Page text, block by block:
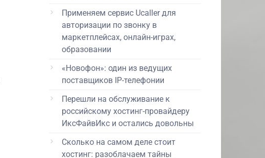
Применяем сервис Ucaller для
авторизации по звонку в
маркетплейсах, онлайн-играх,
образовании
«Новофон»: один из ведущих
поставщиков IP-телефонии
Перешли на обслуживание к
российскому хостинг-провайдеру
ИксФайвИкс и остались довольны
Сколько на самом деле стоит
хостинг: разоблачаем тайны